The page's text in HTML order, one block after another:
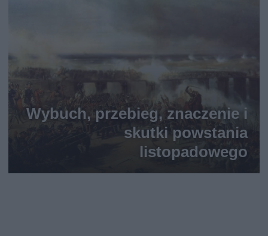
Wybuch, przebieg, znaczenie i
skutki powstania
listopadowego